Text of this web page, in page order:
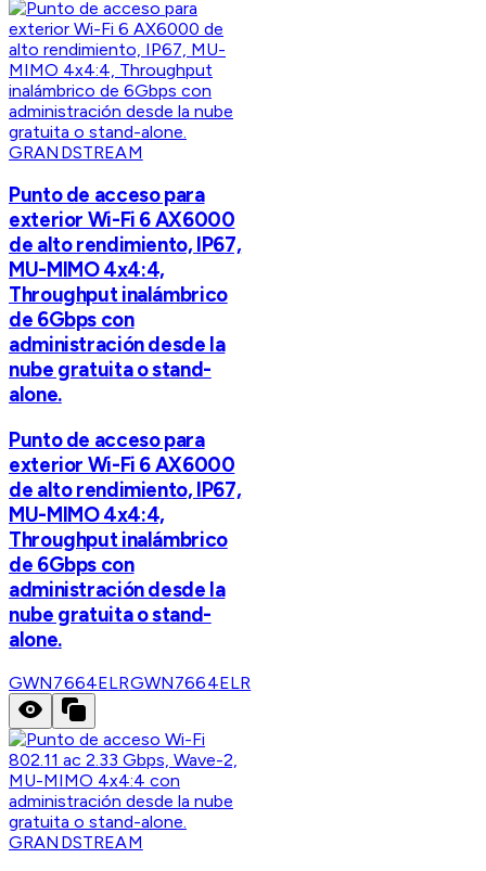
GRANDSTREAM
Punto de acceso para
exterior Wi-Fi 6 AX6000
de alto rendimiento, IP67,
MU-MIMO 4x4:4,
Throughput inalámbrico
de 6Gbps con
administración desde la
nube gratuita o stand-
alone.
Punto de acceso para
exterior Wi-Fi 6 AX6000
de alto rendimiento, IP67,
MU-MIMO 4x4:4,
Throughput inalámbrico
de 6Gbps con
administración desde la
nube gratuita o stand-
alone.
GWN7664ELRGWN7664ELR
GRANDSTREAM